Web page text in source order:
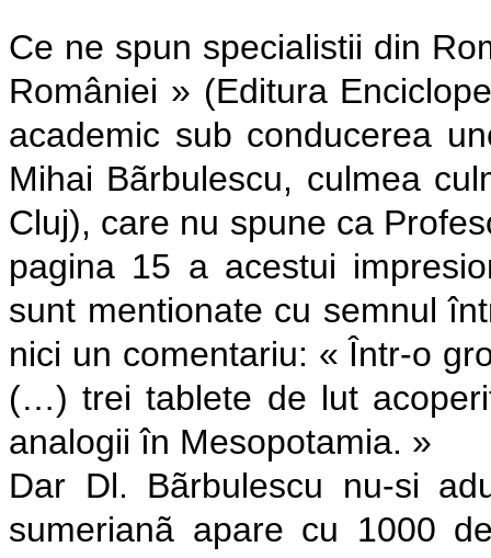
Ce ne spun specialistii din
României » (Editura
academic sub conducerea
Mihai Bãrbulescu, culmea
Cluj), care nu spune ca
pagina 15 a acestui
sunt mentionate cu semnul
nici un comentariu: « Într-o
(…) trei tablete de lut
analogii în Mesopotamia. »
Dar Dl. Bãrbulescu nu-si
sumerianã apare cu 1000